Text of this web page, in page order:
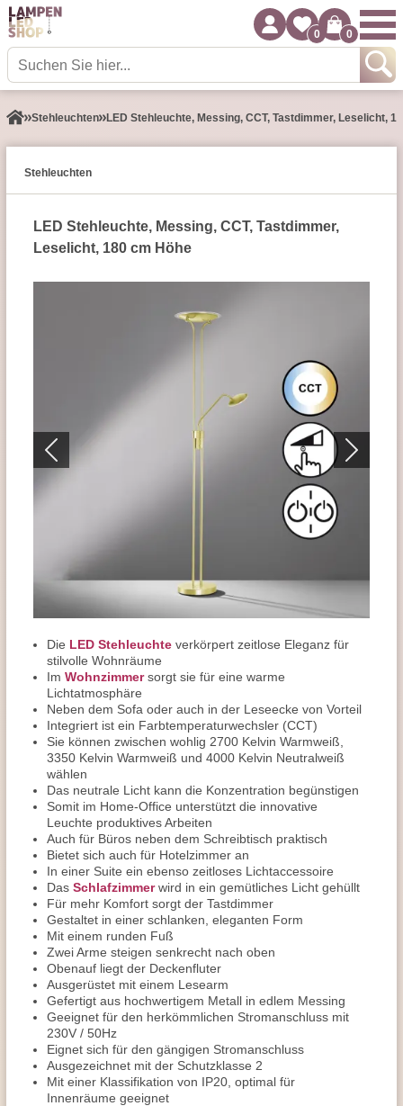
0 0
Stehleuchten LED Stehleuchte, Messing, CCT, Tastdimmer, Leselicht,
Stehleuchten
LED Stehleuchte, Messing, CCT, Tastdimmer,
Leselicht, 180 cm Höhe
Die LED Stehleuchte verkörpert zeitlose Eleganz für
stilvolle Wohnräume
Im Wohnzimmersorgt sie für eine warme
Lichtatmosphäre
Neben dem Sofa oder auch in der Leseecke von Vorteil
Integriert ist ein Farbtemperaturwechsler (CCT)
Sie können zwischen wohlig 2700 Kelvin Warmweiß,
3350 Kelvin Warmweiß und 4000 Kelvin Neutralweiß
wählen
Das neutrale Licht kann die Konzentration begünstigen
Somit im Home-Office unterstützt die innovative
Leuchte produktives Arbeiten
Auch für Büros neben dem Schreibtisch praktisch
Bietet sich auch für Hotelzimmer an
In einer Suite ein ebenso zeitloses Lichtaccessoire
Das Schlafzimmerwird in ein gemütliches Licht gehüllt
Für mehr Komfort sorgt der Tastdimmer
Gestaltet in einer schlanken, eleganten Form
Mit einem runden Fuß
Zwei Arme steigen senkrecht nach oben
Obenauf liegt der Deckenfluter
Ausgerüstet mit einem Lesearm
Gefertigt aus hochwertigem Metall in edlem Messing
Geeignet für den herkömmlichen Stromanschluss mit
230V / 50Hz
Eignet sich für den gängigen Stromanschluss
Ausgezeichnet mit der Schutzklasse 2
Mit einer Klassifikation von IP20, optimal für
Innenräume geeignet